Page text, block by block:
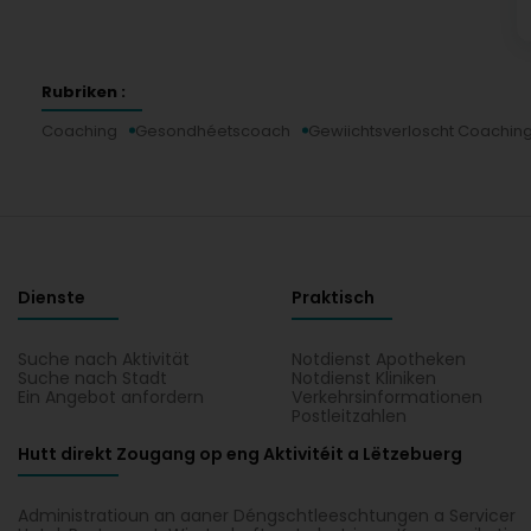
Rubriken :
Coaching
Gesondhéetscoach Gewiichtsverloscht
Dienste
Suche nach Aktivität
Suche nach Stadt
Ein Angebot anfordern
Praktisch
Notdienst Apotheken
Notdienst Kliniken
Verkehrsinformationen
Postleitzahlen
Hutt direkt Zougang op eng Aktivitéit a Lëtzebuerg
Administratioun an aaner Déngschtleeschtungen a Servicer